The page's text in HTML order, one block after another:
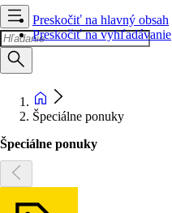
Preskočiť na hlavný obsah
Preskočiť na vyhľadávanie
Špeciálne ponuky
Špeciálne ponuky